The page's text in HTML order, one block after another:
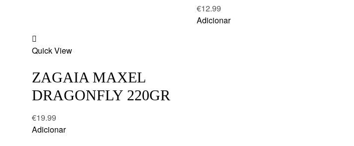
to
Quick View
ZAGAIA MAXEL
DRAGONFLY 220GR
€19.99
Adicionar
€12.99
Adicionar